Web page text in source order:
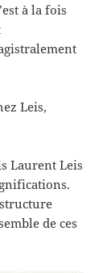
à la fois
Leis,
Laurent Leis
de ces